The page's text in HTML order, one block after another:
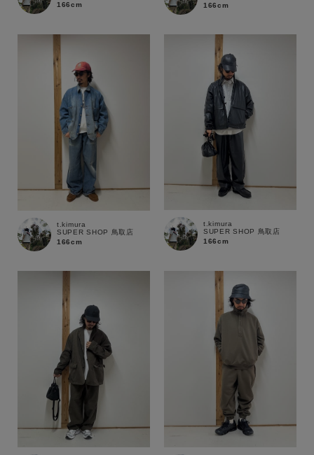
166cm
166cm
t.kimura
SUPER SHOP 鳥取店
166cm
t.kimura
SUPER SHOP 鳥取店
166cm